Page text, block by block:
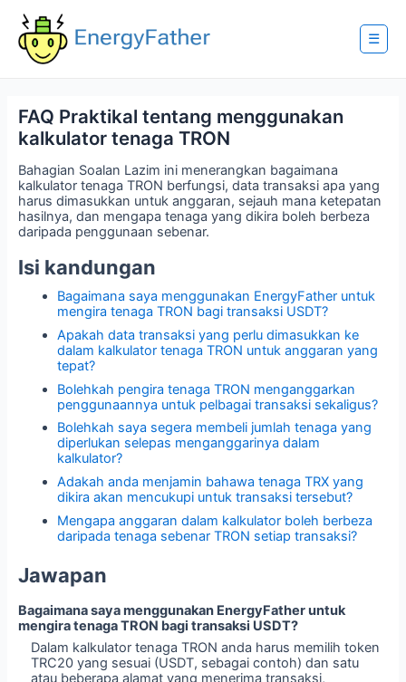
content
☰
FAQ Praktikal tentang menggunakan
kalkulator tenaga TRON
Bahagian Soalan Lazim ini menerangkan bagaimana
kalkulator tenaga TRON berfungsi, data transaksi apa yang
harus dimasukkan untuk anggaran, sejauh mana ketepatan
hasilnya, dan mengapa tenaga yang dikira boleh berbeza
daripada penggunaan sebenar.
Isi kandungan
Bagaimana saya menggunakan EnergyFather untuk
mengira tenaga TRON bagi transaksi USDT?
Apakah data transaksi yang perlu dimasukkan ke
dalam kalkulator tenaga TRON untuk anggaran yang
tepat?
Bolehkah pengira tenaga TRON menganggarkan
penggunaannya untuk pelbagai transaksi sekaligus?
Bolehkah saya segera membeli jumlah tenaga yang
diperlukan selepas menganggarinya dalam
kalkulator?
Adakah anda menjamin bahawa tenaga TRX yang
dikira akan mencukupi untuk transaksi tersebut?
Mengapa anggaran dalam kalkulator boleh berbeza
daripada tenaga sebenar TRON setiap transaksi?
Jawapan
Bagaimana saya menggunakan EnergyFather untuk
mengira tenaga TRON bagi transaksi USDT?
Dalam kalkulator tenaga TRON anda harus memilih token
TRC20 yang sesuai (USDT, sebagai contoh) dan satu
atau beberapa alamat yang menerima transaksi,